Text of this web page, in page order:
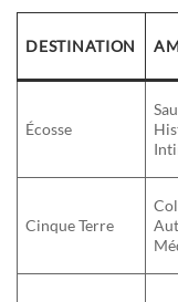
DESTINATION
Écosse
Cinque Terre